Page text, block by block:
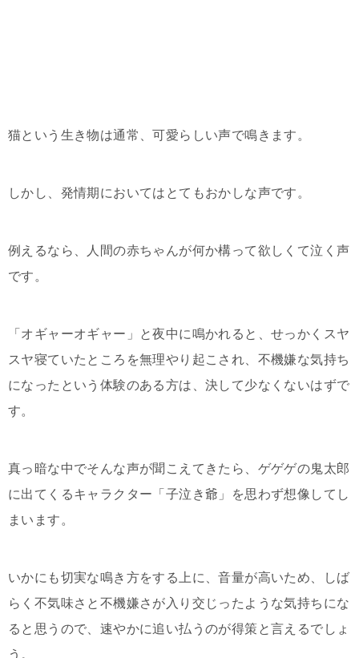
猫という生き物は通常、可愛らしい声で鳴きます。
しかし、発情期においてはとてもおかしな声です。
例えるなら、人間の赤ちゃんが何か構って欲しくて泣く声
です。
「オギャーオギャー」と夜中に鳴かれると、せっかくスヤ
スヤ寝ていたところを無理やり起こされ、不機嫌な気持ち
になったという体験のある方は、決して少なくないはずで
す。
真っ暗な中でそんな声が聞こえてきたら、ゲゲゲの鬼太郎
に出てくるキャラクター「子泣き爺」を思わず想像してし
まいます。
いかにも切実な鳴き方をする上に、音量が高いため、しば
らく不気味さと不機嫌さが入り交じったような気持ちにな
ると思うので、速やかに追い払うのが得策と言えるでしょ
う。